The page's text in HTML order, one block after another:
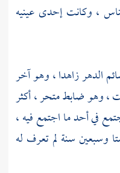
، وكانت إحدى عينيه
الدهر زاهدا ، وهو آخر
، وهو ضابط متحر ، أكثر
في أحد ما اجتمع فيه ،
سنة لم تعرف له